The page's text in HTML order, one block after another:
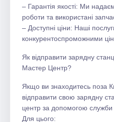
– Гарантія якості: Ми
роботи та використані
– Доступні ціни: Наші
конкурентоспроможними
Як відправити зарядну
Мастер Центр?
Якщо ви знаходитесь поза
відправити свою зарядну
центр за допомогою служби
Для цього: